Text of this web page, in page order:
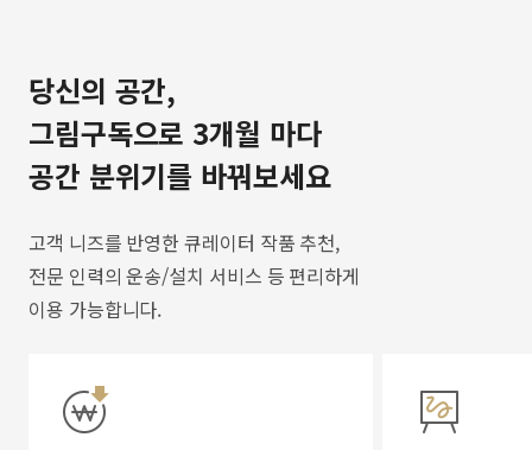
당신의 공간,
그림구독으로 3개월 마다
공간 분위기를 바꿔보세요
고객 니즈를 반영한 큐레이터 작품 추천,
전문 인력의 운송/설치 서비스 등 편리하게
이용 가능합니다.